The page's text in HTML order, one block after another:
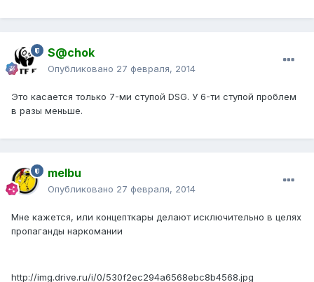
S@chok
Опубликовано 27 февраля, 2014
Это касается только 7-ми ступой DSG. У 6-ти ступой проблем
в разы меньше.
melbu
Опубликовано 27 февраля, 2014
Мне кажется, или концепткары делают исключительно в целях
пропаганды наркомании
http://img.drive.ru/i/0/530f2ec294a6568ebc8b4568.jpg